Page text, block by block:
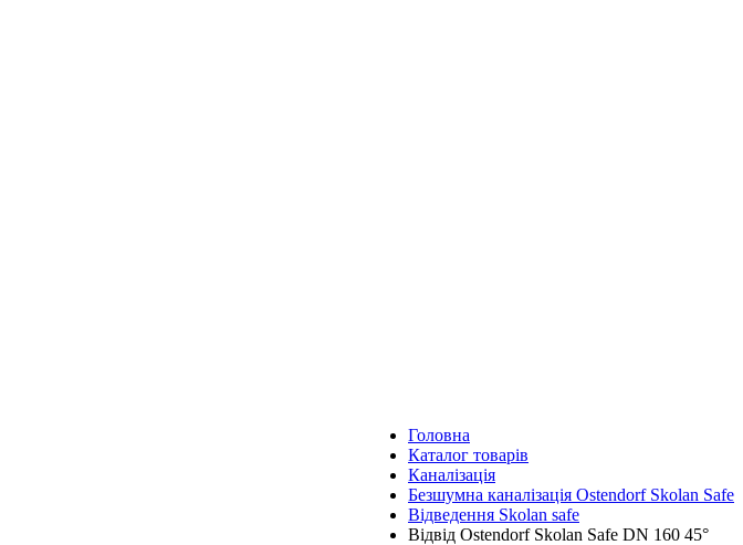
Головна
Каталог товарів
Каналізація
Безшумна каналізація Ostendorf Skolan Safe
Відведення Skolan safe
Відвід Ostendorf Skolan Safe DN 160 45°